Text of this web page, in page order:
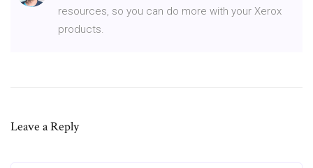
resources, so you can do more with your Xerox
products.
Leave a Reply